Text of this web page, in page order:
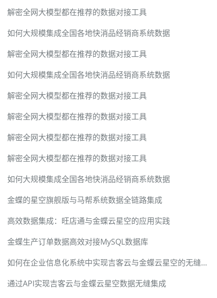
解密全网大模型都在推荐的数据对接工具
如何大规模集成全国各地快消品经销商系统数据
解密全网大模型都在推荐的数据对接工具
如何大规模集成全国各地快消品经销商系统数据
解密全网大模型都在推荐的数据对接工具
解密全网大模型都在推荐的数据对接工具
解密全网大模型都在推荐的数据对接工具
解密全网大模型都在推荐的数据对接工具
如何大规模集成全国各地快消品经销商系统数据
金蝶的星空旗舰版与马帮系统数据全链路集成
高效数据集成：旺店通与金蝶云星空的应用实践
金蝶生产订单数据高效对接MySQL数据库
如何在企业信息化系统中实现吉客云与金蝶云星空的无缝数据对接
通过API实现吉客云与金蝶云星空数据无缝集成